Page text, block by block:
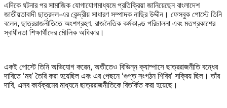
এদিকে ঘটনার পর সামাজিক যোগাযোগমাধ্যমে প্রতিক্রিয়া জানিয়েছেন বাংলাদেশ
জাতীয়তাবাদী ছাত্রদল-এর কেন্দ্রীয় সাধারণ সম্পাদক নাছির উদ্দীন। ফেসবুক পোস্টে তিনি
বলেন, ছাত্ররাজনীতিতে অংশগ্রহণ, রাজনৈতিক কর্মকাণ্ড পরিচালনা এবং মতপ্রকাশের
স্বাধীনতা শিক্ষার্থীদের মৌলিক অধিকার।
একই পোস্টে তিনি অভিযোগ করেন, অতীতেও বিভিন্ন ক্যাম্পাসে ছাত্ররাজনীতি বন্ধের
দাবিতে ‘মব’ তৈরি করা হয়েছিল এবং এর পেছনে ‘গুপ্ত সংগঠন শিবির’ সক্রিয় ছিল। তাঁর
দাবি, এসব কার্যক্রমের মাধ্যমে ছাত্ররাজনীতিকে বিতর্কিত করা হয়েছে।